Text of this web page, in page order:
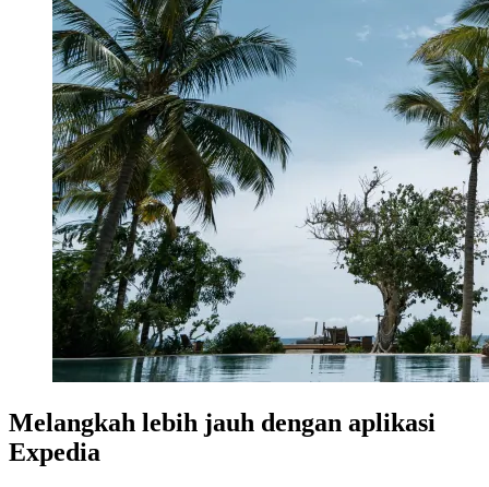
Melangkah lebih jauh dengan aplikasi
Expedia